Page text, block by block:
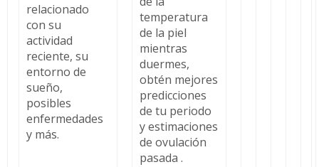
relacionado
con su
actividad
reciente, su
entorno de
sueño,
posibles
enfermedades
y más.
temperatura
de la piel
mientras
duermes,
obtén mejores
predicciones
de tu periodo
y estimaciones
de ovulación
pasada .